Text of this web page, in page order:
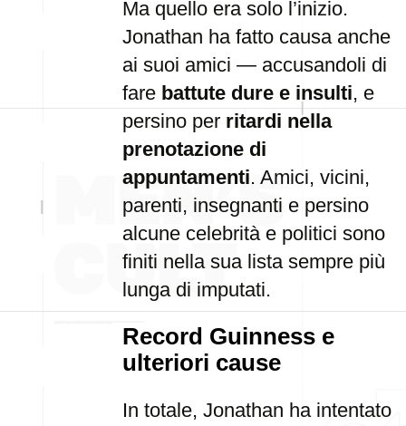
Ma quello era solo l’inizio.
Jonathan ha fatto causa anche
ai suoi amici — accusandoli di
fare battute dure e insulti, e
persino per ritardi nella
prenotazione di
appuntamenti. Amici, vicini,
parenti, insegnanti e persino
alcune celebrità e politici sono
finiti nella sua lista sempre più
lunga di imputati.
Record Guinness e
ulteriori cause
In totale, Jonathan ha intentato